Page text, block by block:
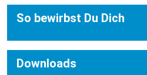
So bewirbst Du Dich
Downloads